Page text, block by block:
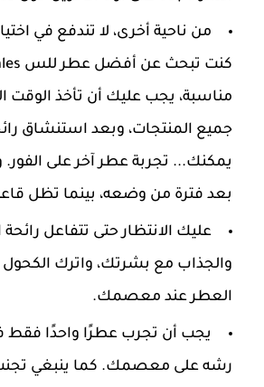
من ناحية أخرى، لا تندفع في
مناسبة، يجب عليك أن تأخذ الوقت
جميع المنتجات، وبعد استنشاق
يمكنك... تجربة عطر آخر على الفور.
بعد فترة من وضعه، بينما تظل
عليك الانتظار حتى تتفاعل
والجذاب مع بشرتك، واترك الكحول
العطر عند معصمك.
يجب أن تجرب عطرًا واحدًا فقط
رشه على معصمك. كما ينبغي